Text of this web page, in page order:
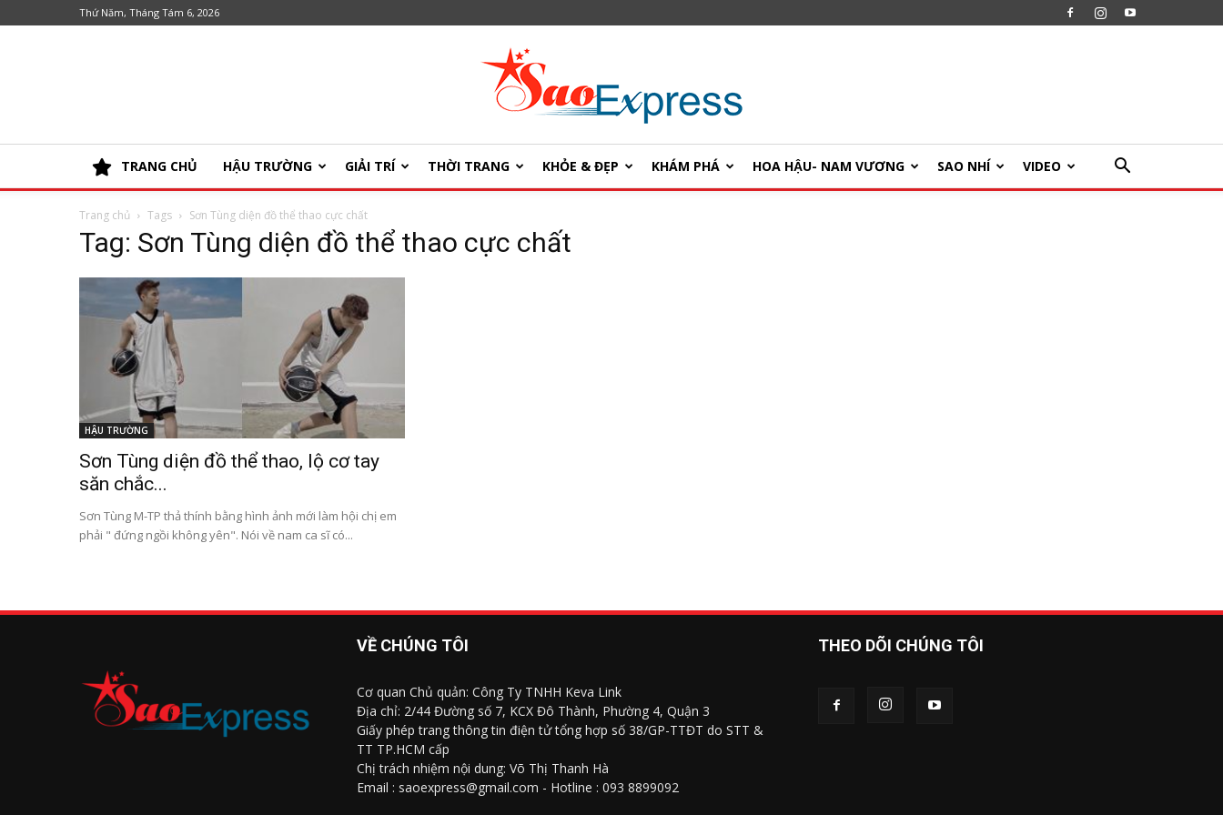
Thứ Năm, Tháng Tám 6, 2026
SaoExpress
TRANG CHỦ HẬU TRƯỜNG GIẢI TRÍ THỜI TRANG KHỎE & ĐẸP KHÁM PHÁ HOA HẬU- NAM VƯƠNG SAO NHÍ VIDEO
Trang chủ Tags Sơn Tùng diện đồ thể thao cực chất
Tag: Sơn Tùng diện đồ thể thao cực chất
HẬU TRƯỜNG
Sơn Tùng diện đồ thể thao, lộ cơ tay
săn chắc...
Sơn Tùng M-TP thả thính bằng hình ảnh mới làm hội chị em
phải " đứng ngồi không yên". Nói về nam ca sĩ có...
VỀ CHÚNG TÔI
Cơ quan Chủ quản: Công Ty TNHH Keva Link
Địa chỉ: 2/44 Đường số 7, KCX Đô Thành, Phường 4, Quận 3
Giấy phép trang thông tin điện tử tổng hợp số 38/GP-TTĐT do STT &
TT TP.HCM cấp
Chị trách nhiệm nội dung: Võ Thị Thanh Hà
Email : saoexpress@gmail.com - Hotline : 093 8899092
THEO DÕI CHÚNG TÔI